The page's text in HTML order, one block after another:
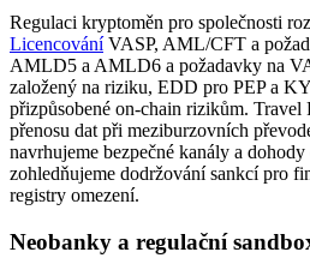
Regulaci kryptoměn pro společnosti
LicencováníVASP, AML/CFT a
AMLD5 a AMLD6 a požadavky na
založený na riziku, EDD pro PEP a
přizpůsobené on‑chain rizikům. Travel
přenosu dat při meziburzovních
navrhujeme bezpečné kanály a
zohledňujeme dodržování sankcí pro
registry omezení.
Neobanky a regulační